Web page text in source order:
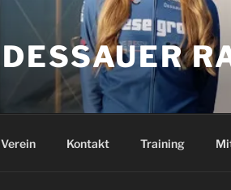
DESSAUER
Verein Kontakt Training